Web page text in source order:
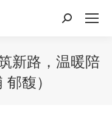
搜
新路，温暖陪
馥）